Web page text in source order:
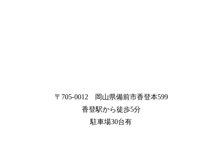
〒705-0012 岡山県備前市香登本599
香登駅から徒歩5分
駐車場30台有